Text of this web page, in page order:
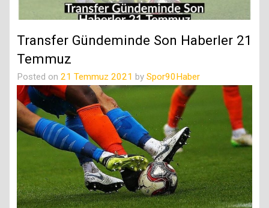
Transfer Gündeminde Son Haberler 21
Temmuz
Posted on 21 Temmuz 2021 by Spor90Haber